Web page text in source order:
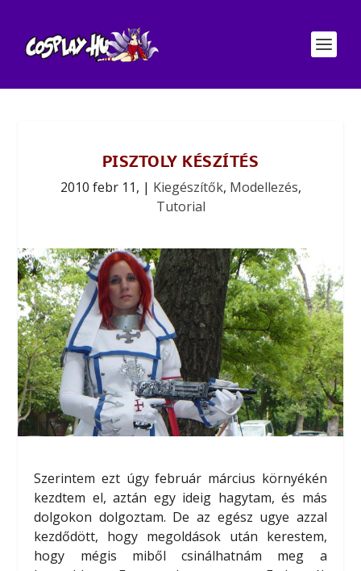
PISZTOLY KÉSZÍTÉS
2010 febr 11, | Kiegészítők, Modellezés,
Tutorial
Szerintem ezt úgy február március környékén
kezdtem el, aztán egy ideig hagytam, és más
dolgokon dolgoztam. De az egész ugye azzal
kezdődött, hogy megoldások után kerestem,
hogy mégis miből csinálhatnám meg a